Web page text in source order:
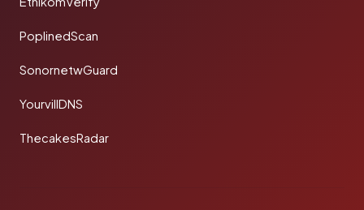
PoplinedScan
SonornetwGuard
YourvillDNS
ThecakesRadar